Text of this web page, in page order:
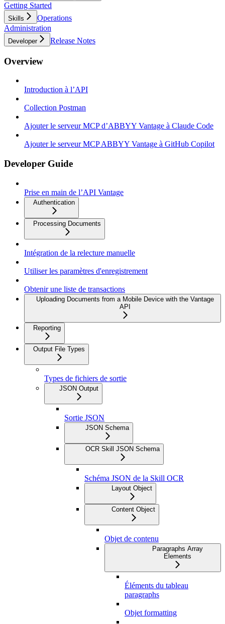
Getting Started
Skills
Operations
Administration
Developer Release Notes
Overview
Introduction à l’API
Collection Postman
Ajouter le serveur MCP d’ABBYY Vantage à Claude Code
Ajouter le serveur MCP ABBYY Vantage à GitHub Copilot
Developer Guide
Prise en main de l’API Vantage
Authentication
Processing Documents
Intégration de la relecture manuelle
Utiliser les paramètres d'enregistrement
Obtenir une liste de transactions
Uploading Documents from a Mobile Device with the Vantage
API
Reporting
Output File Types
Types de fichiers de sortie
JSON Output
Sortie JSON
JSON Schema
OCR Skill JSON Schema
Schéma JSON de la Skill OCR
Layout Object
Content Object
Objet de contenu
Paragraphs Array
Elements
Éléments du tableau
paragraphs
Objet formatting